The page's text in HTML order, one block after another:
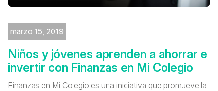
marzo 15, 2019
Niños y jóvenes aprenden a ahorrar e
invertir con Finanzas en Mi Colegio
Finanzas en Mi Colegio es una iniciativa que promueve la